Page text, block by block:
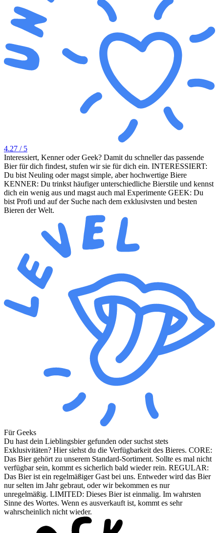
4.27 / 5
Interessiert, Kenner oder Geek? Damit du schneller das passende
Bier für dich findest, stufen wir sie für dich ein. INTERESSIERT:
Du bist Neuling oder magst simple, aber hochwertige Biere
KENNER: Du trinkst häufiger unterschiedliche Bierstile und kennst
dich ein wenig aus und magst auch mal Experimente GEEK: Du
bist Profi und auf der Suche nach dem exklusivsten und besten
Bieren der Welt.
Für Geeks
Du hast dein Lieblingsbier gefunden oder suchst stets
Exklusivitäten? Hier siehst du die Verfügbarkeit des Bieres. CORE:
Das Bier gehört zu unserem Standard-Sortiment. Sollte es mal nicht
verfügbar sein, kommt es sicherlich bald wieder rein. REGULAR:
Das Bier ist ein regelmäßiger Gast bei uns. Entweder wird das Bier
nur selten im Jahr gebraut, oder wir bekommen es nur
unregelmäßig. LIMITED: Dieses Bier ist einmalig. Im wahrsten
Sinne des Wortes. Wenn es ausverkauft ist, kommt es sehr
wahrscheinlich nicht wieder.